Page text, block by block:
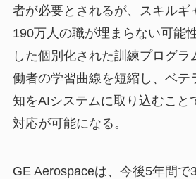
者が必要とされるが、スキルギ
190万人の職が埋まらない可能
した個別化された訓練プログラ
働者の学習曲線を短縮し、ベテ
知をAIシステムに取り込むこと
対応が可能になる。
GE Aerospaceは、今後5年間で